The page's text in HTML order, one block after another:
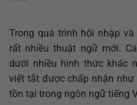
Trong quá trình hội nhập
rất nhiều thuật ngữ mới.
dưới nhiều hình thức khác
viết tắt được chấp nhận
tồn tại trong ngôn ngữ tiếng